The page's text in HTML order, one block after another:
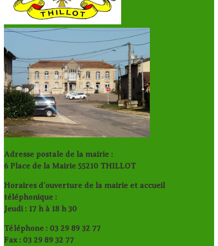
Adresse postale de la mairie :
6 Place de la Mairie 55210 THILLOT
Horaires d’ouverture de la mairie et accueil
téléphonique :
Jeudi : 17 h à 18 h 30
Téléphone : 03 29 89 32 77
Fax : 03 29 89 32 77